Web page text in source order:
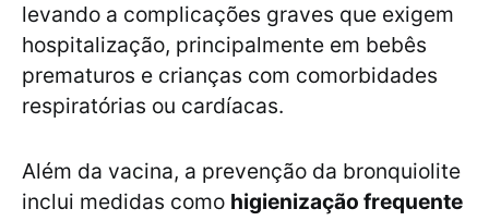
levando a complicações graves que exigem
hospitalização, principalmente em bebês
prematuros e crianças com comorbidades
respiratórias ou cardíacas.
Além da vacina, a prevenção da bronquiolite
inclui medidas como higienização frequente